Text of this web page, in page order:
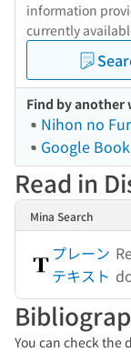
information
currently
Find by another
Nihon no
Google
Read in
Mina Search
プレーン
テキスト
You can check